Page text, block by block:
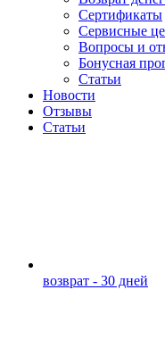
Сертификаты
Сервисные
Вопросы и
Бонусная
Статьи
Новости
Отзывы
Статьи
возврат - 30 дней